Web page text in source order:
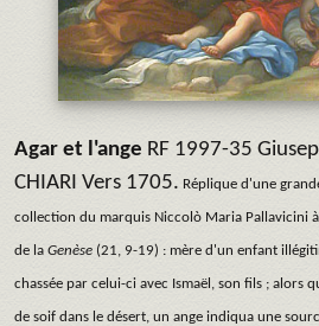
Agar et l'ange RF 1997-35
CHIARI Vers 1705. Réplique d'une
collection du marquis Niccolò Maria Pallavicini
de la Genèse (21, 9-19) : mère d'un enfant
chassée par celui-ci avec Ismaël, son fils ; alors
de soif dans le désert, un ange indiqua une